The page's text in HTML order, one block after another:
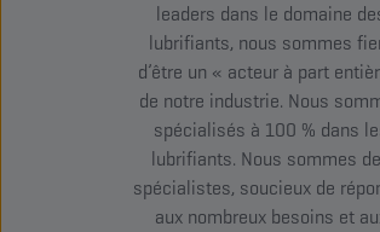
leaders dans le domaine
lubrifiants, nous sommes
d’être un « acteur à part
de notre industrie. Nous
spécialisés à 100 % dans
lubrifiants. Nous sommes
spécialistes, soucieux de
aux nombreux besoins et